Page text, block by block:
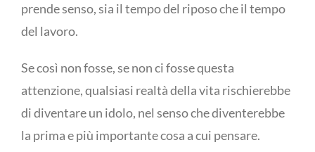
prende senso, sia il tempo del riposo che il tempo
del lavoro.
Se così non fosse, se non ci fosse questa
attenzione, qualsiasi realtà della vita rischierebbe
di diventare un idolo, nel senso che diventerebbe
la prima e più importante cosa a cui pensare.